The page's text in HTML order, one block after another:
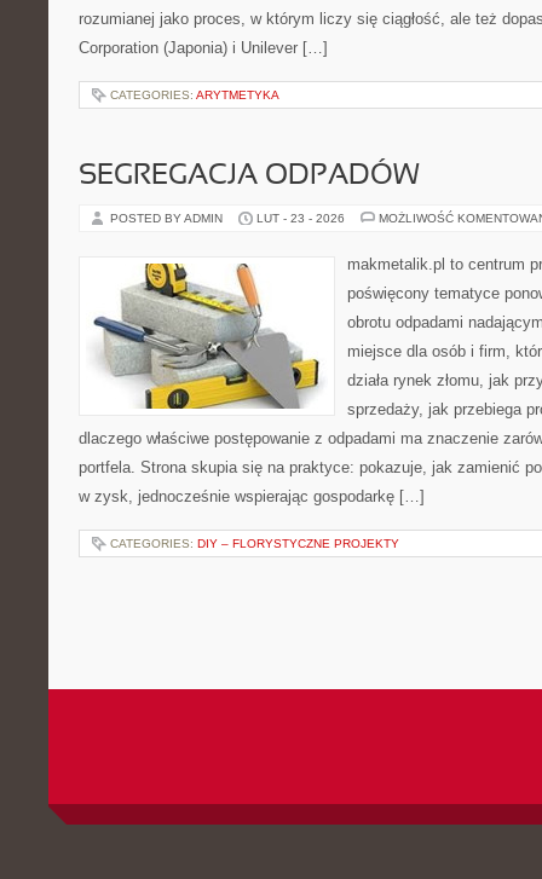
rozumianej jako proces, w którym liczy się ciągłość, ale też
Corporation (Japonia) i Unilever […]
CATEGORIES: ARYTMETYKA
SEGREGACJA ODPADÓW
POSTED BY ADMIN LUT - 23 - 2026 MOŻLIWOŚĆ
makmetalik.pl to centrum
poświęcony tematyce
obrotu odpadami
miejsce dla osób i firm,
działa rynek złomu, jak
sprzedaży, jak przebiega
dlaczego właściwe postępowanie z odpadami ma znaczenie
portfela. Strona skupia się na praktyce: pokazuje, jak zamienić
w zysk, jednocześnie wspierając gospodarkę […]
CATEGORIES: DIY – FLORYSTYCZNE PROJEKTY